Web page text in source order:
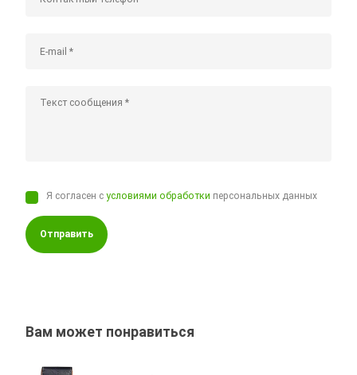
Я согласен сусловиями обработки персональных данных
Отправить
Вам может понравиться